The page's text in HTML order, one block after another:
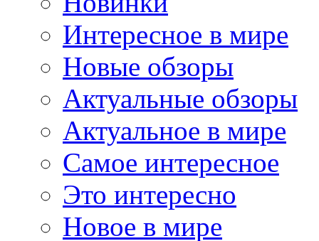
Интересное в мире
Новые обзоры
Актуальные обзоры
Актуальное в мире
Самое интересное
Это интересно
Новое в мире